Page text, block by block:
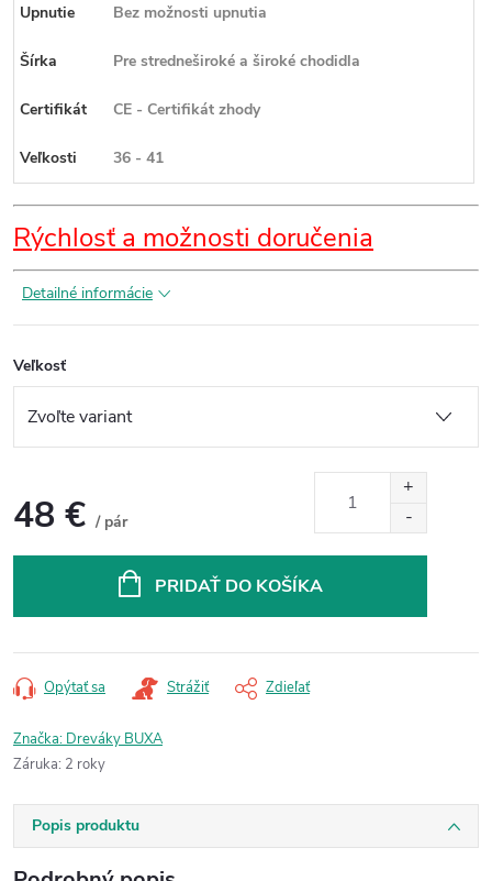
Upnutie Bez možnosti upnutia
Šírka Pre stredneširoké a široké chodidla
Certifikát CE - Certifikát zhody
Veľkosti 36 - 41
Rýchlosť a možnosti doručenia
Detailné informácie
Veľkosť
48 € / pár
PRIDAŤ DO KOŠÍKA
Opýtať sa Strážiť Zdieľať
Značka: Dreváky BUXA
Záruka: 2 roky
Popis produktu